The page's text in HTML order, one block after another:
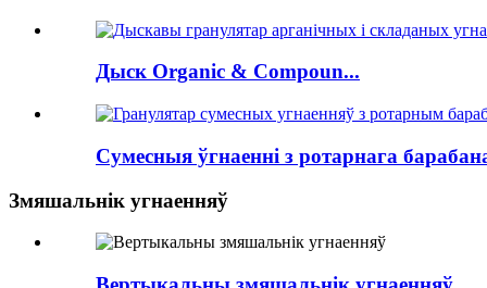
Дыск Organic & Compoun...
Сумесныя ўгнаенні з ротарнага
Змяшальнік угнаенняў